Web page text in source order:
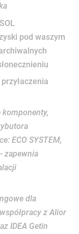
pod waszym
ECO SYSTEM,
zapewnia
dla
z Alior
IDEA Getin